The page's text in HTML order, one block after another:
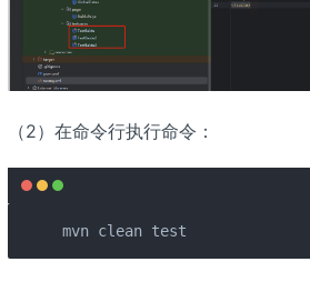
（2）在命令行执行命令：
mvn clean test